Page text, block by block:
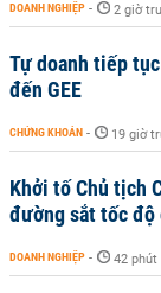
DOANH NGHIỆP - 2 giờ
Tự doanh tiếp
đến GEE
CHỨNG KHOÁN - 19 giờ
Khởi tố Chủ tịch
đường sắt tốc độ
DOANH NGHIỆP - 42